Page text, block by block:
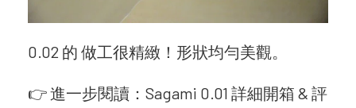
0.02 的 做工很精緻！形狀均勻美觀。
👉 進一步閱讀： Sagami 0.01 詳細開箱 & 評